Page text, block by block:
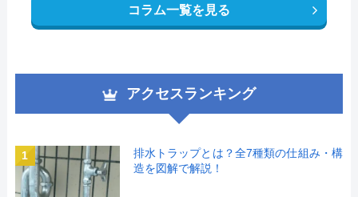
コラム一覧を見る
アクセスランキング
1
排水トラップとは？全7種類の仕組み・構
造を図解で解説！